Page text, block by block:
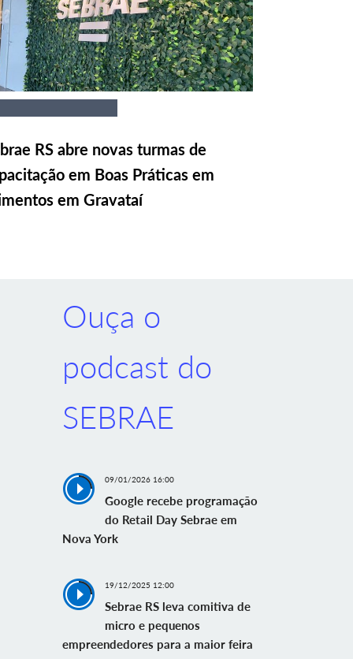
RS abre novas turmas de
em Boas Práticas em
em Gravataí
Ouça o
podcast do
SEBRAE
09/01/2026 16:00
Google recebe programação
do Retail Day Sebrae em
Nova York
19/12/2025 12:00
Sebrae RS leva comitiva de
micro e pequenos
empreendedores para a maior feira